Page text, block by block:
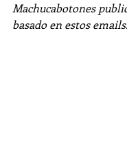
Machucabotones
basado en estos emails.